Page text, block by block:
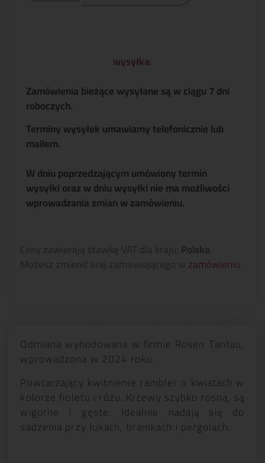
wysyłka:
Zamówienia bieżące wysyłane są w ciągu 7 dni
roboczych.
Terminy wysyłek umawiamy telefonicznie lub
mailem.
W dniu poprzedzającym umówiony termin
wysyłki oraz w dniu wysyłki nie ma możliwości
wprowadzania zmian w zamówieniu.
Ceny zawierają stawkę VAT dla kraju: Polska
Możesz zmienić kraj zamawiającego wzamówieniu
Odmiana wyhodowana w firmie Rosen Tantau,
wprowadzona w 2024 roku.
Powtarzający kwitnienie rambler o kwiatach w
kolorze fioletu i różu. Krzewy szybko rosną, są
wigorne i gęste. Idealnie nadają się do
sadzenia przy łukach, bramkach i pergolach.